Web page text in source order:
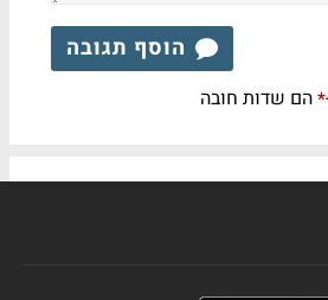
הוסף תגובה
*הם שדות חובה